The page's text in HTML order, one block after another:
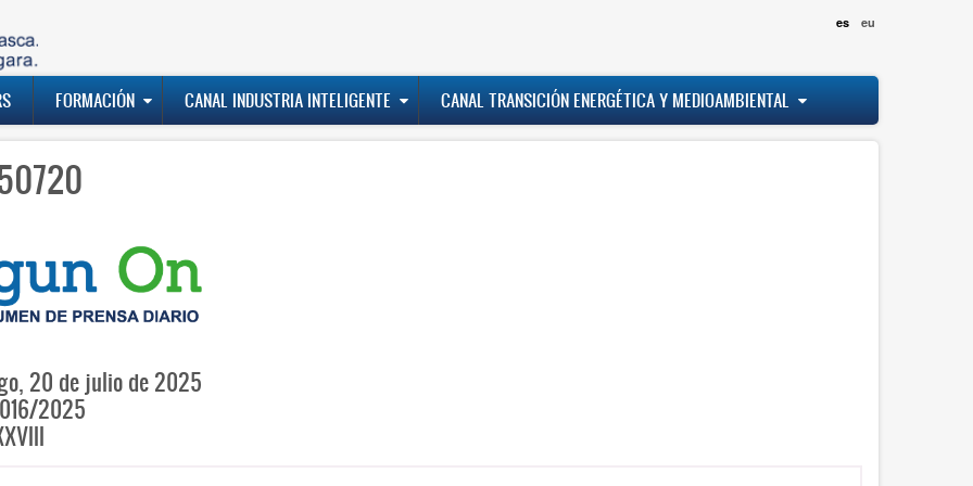
es eu
FORMACIÓN CANAL INDUSTRIA INTELIGENTE CANAL TRANSICIÓN ENERGÉTICA Y MEDIOAMBIENTAL
20 de julio de 2025
2025